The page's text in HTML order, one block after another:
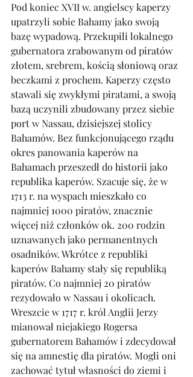
Pod koniec XVII w. angielscy kaperzy
upatrzyli sobie Bahamy jako swoją
bazę wypadową. Przekupili lokalnego
gubernatora zrabowanym od piratów
złotem, srebrem, kością słoniową oraz
beczkami z prochem. Kaperzy często
stawali się zwykłymi piratami, a swoją
bazą uczynili zbudowany przez siebie
port w Nassau, dzisiejszej stolicy
Bahamów. Bez funkcjonującego rządu
okres panowania kaperów na
Bahamach przeszedł do historii jako
republika kaperów. Szacuje się, że w
1713 r. na wyspach mieszkało co
najmniej 1000 piratów, znacznie
więcej niż członków ok. 200 rodzin
uznawanych jako permanentnych
osadników. Wkrótce z republiki
kaperów Bahamy stały się republiką
piratów. Co najmniej 20 piratów
rezydowało w Nassau i okolicach.
Wreszcie w 1717 r. król Anglii Jerzy
mianował niejakiego Rogersa
gubernatorem Bahamów i zdecydował
się na amnestię dla piratów. Mogli oni
zachować tytuł własności do ziemi i